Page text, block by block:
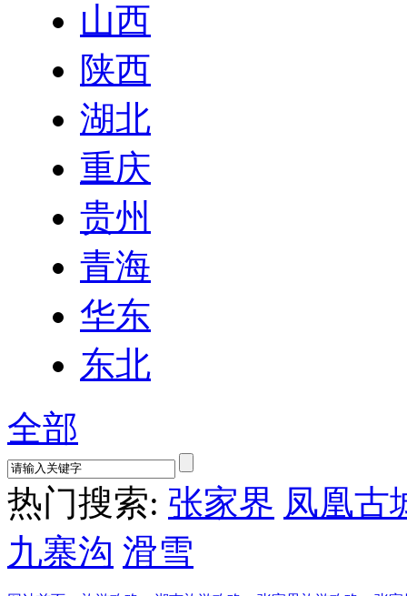
山西
陕西
湖北
重庆
贵州
青海
华东
东北
全部
热门搜索: 张家界 凤凰古
九寨沟 滑雪